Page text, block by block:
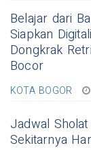
Belajar dari
Siapkan
Dongkrak
Bocor
KOTA BOGOR
Jadwal
Sekitarnya